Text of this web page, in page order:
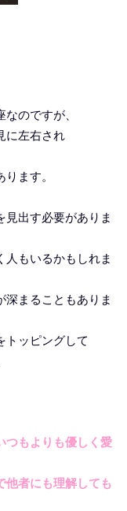
のですが、
に左右され
ます。
見出す必要がありま
人もいるかもしれま
深まることもありま
トッピングして
つもよりも優しく愛
他者にも理解しても